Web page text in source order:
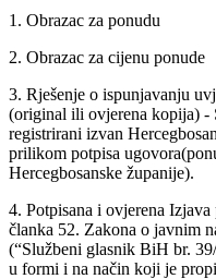
1. Obrazac za ponudu
2. Obrazac za cijenu ponude
3. Rješenje o ispunjavanju
(original ili ovjerena kopija) -
registrirani izvan
prilikom potpisa
Hercegbosanske županije).
4. Potpisana i ovjerena
članka 52. Zakona o javnim
(“Službeni glasnik BiH br.
u formi i na način koji je